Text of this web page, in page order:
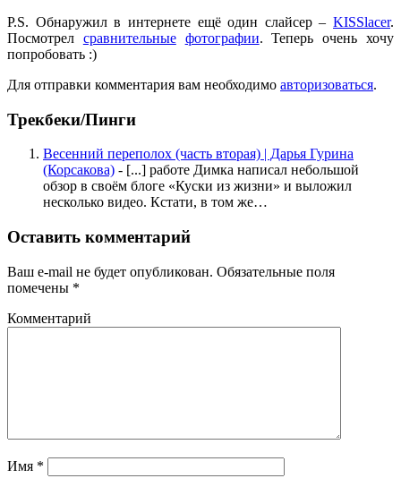
P.S. Обнаружил в интернете ещё один слайсер – KISSlacer.
Посмотрел сравнительные фотографии. Теперь очень хочу
попробовать :)
Для отправки комментария вам необходимо авторизоваться.
Трекбеки/Пинги
Весенний переполох (часть вторая) | Дарья Гурина
(Корсакова) - [...] работе Димка написал небольшой
обзор в своём блоге «Куски из жизни» и выложил
несколько видео. Кстати, в том же…
Оставить комментарий
Ваш e-mail не будет опубликован. Обязательные поля
помечены *
Комментарий
Имя *